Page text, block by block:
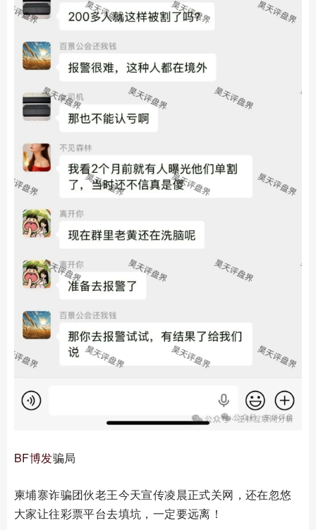
BF博发骗局
柬埔寨诈骗团伙老王今天宣传凌晨正式关网，还在忽悠
大家让往彩票平台去填坑，一定要远离！